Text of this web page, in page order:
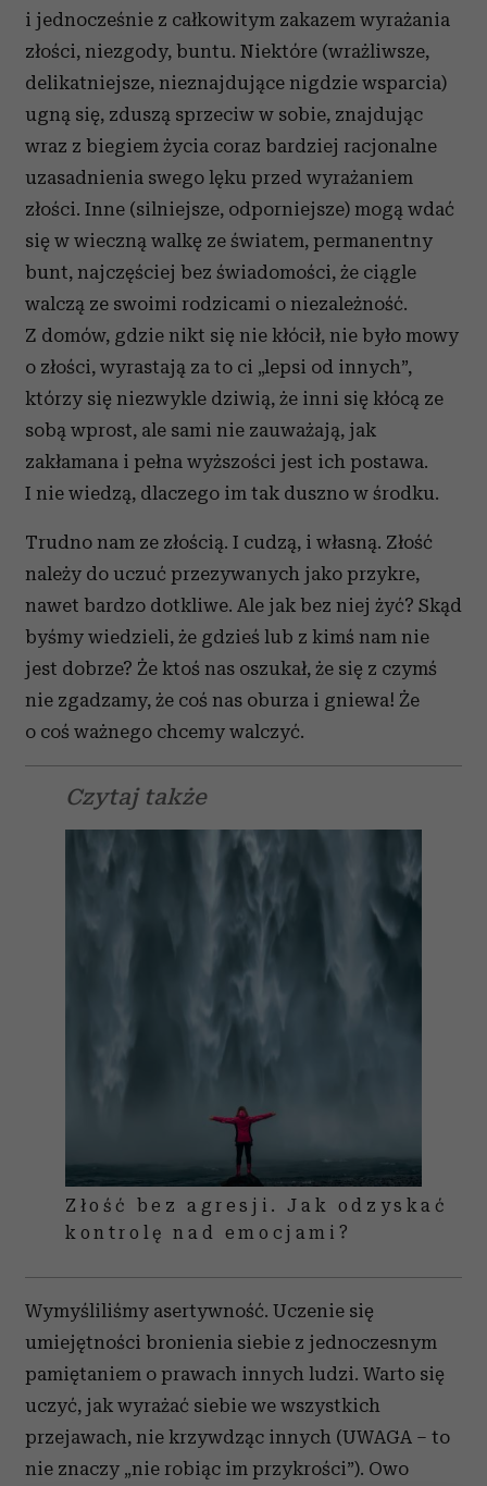
i jednocześnie z całkowitym zakazem wyrażania
złości, niezgody, buntu. Niektóre (wrażliwsze,
delikatniejsze, nieznajdujące nigdzie wsparcia)
ugną się, zduszą sprzeciw w sobie, znajdując
wraz z biegiem życia coraz bardziej racjonalne
uzasadnienia swego lęku przed wyrażaniem
złości. Inne (silniejsze, odporniejsze) mogą wdać
się w wieczną walkę ze światem, permanentny
bunt, najczęściej bez świadomości, że ciągle
walczą ze swoimi rodzicami o niezależność.
Z domów, gdzie nikt się nie kłócił, nie było mowy
o złości, wyrastają za to ci „lepsi od innych”,
którzy się niezwykle dziwią, że inni się kłócą ze
sobą wprost, ale sami nie zauważają, jak
zakłamana i pełna wyższości jest ich postawa.
I nie wiedzą, dlaczego im tak duszno w środku.
Trudno nam ze złością. I cudzą, i własną. Złość
należy do uczuć przezywanych jako przykre,
nawet bardzo dotkliwe. Ale jak bez niej żyć? Skąd
byśmy wiedzieli, że gdzieś lub z kimś nam nie
jest dobrze? Że ktoś nas oszukał, że się z czymś
nie zgadzamy, że coś nas oburza i gniewa! Że
o coś ważnego chcemy walczyć.
Czytaj także
Złość bez agresji. Jak odzyskać
kontrolę nad emocjami?
Wymyśliliśmy asertywność. Uczenie się
umiejętności bronienia siebie z jednoczesnym
pamiętaniem o prawach innych ludzi. Warto się
uczyć, jak wyrażać siebie we wszystkich
przejawach, nie krzywdząc innych (UWAGA – to
nie znaczy „nie robiąc im przykrości”). Owo